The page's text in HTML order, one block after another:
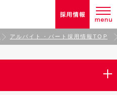
アルバイト・パート採用情報TOP